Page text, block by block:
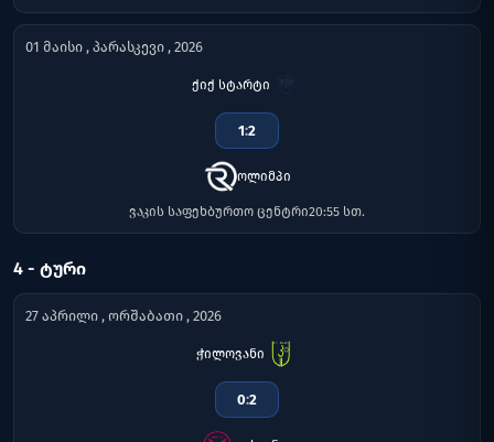
01 მაისი , პარასკევი , 2026
ქიქ სტარტი
1:2
ოლიმპი
ვაკის საფეხბურთო ცენტრი20:55 სთ.
4 - ᲢᲣᲠᲘ
27 აპრილი , ორშაბათი , 2026
ჭილოვანი
0:2